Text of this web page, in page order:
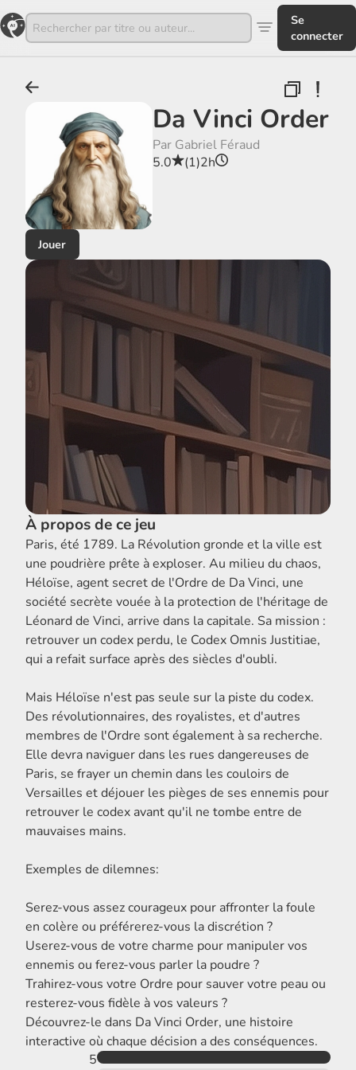
Se
connecter
Da Vinci Order
Par Gabriel Féraud
5.0
(1)2h
Jouer
À propos de ce jeu
Paris, été 1789. La Révolution gronde et la ville est
une poudrière prête à exploser. Au milieu du chaos,
Héloïse, agent secret de l'Ordre de Da Vinci, une
société secrète vouée à la protection de l'héritage de
Léonard de Vinci, arrive dans la capitale. Sa mission :
retrouver un codex perdu, le Codex Omnis Justitiae,
qui a refait surface après des siècles d'oubli.
Mais Héloïse n'est pas seule sur la piste du codex.
Des révolutionnaires, des royalistes, et d'autres
membres de l'Ordre sont également à sa recherche.
Elle devra naviguer dans les rues dangereuses de
Paris, se frayer un chemin dans les couloirs de
Versailles et déjouer les pièges de ses ennemis pour
retrouver le codex avant qu'il ne tombe entre de
mauvaises mains.
Exemples de dilemnes:
Serez-vous assez courageux pour affronter la foule
en colère ou préférerez-vous la discrétion ?
Userez-vous de votre charme pour manipuler vos
ennemis ou ferez-vous parler la poudre ?
Trahirez-vous votre Ordre pour sauver votre peau ou
resterez-vous fidèle à vos valeurs ?
Découvrez-le dans Da Vinci Order, une histoire
interactive où chaque décision a des conséquences.
5